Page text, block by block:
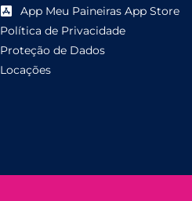
App Meu Paineiras App Store
Política de Privacidade
Proteção de Dados
Locações